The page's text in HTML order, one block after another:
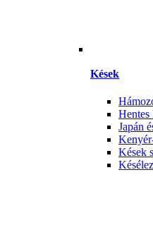
Kések
Hentes
Japán
Kések